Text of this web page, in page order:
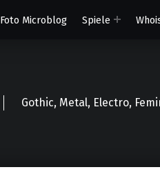
Foto Microblog Spiele
Gothic, Metal, Electro,